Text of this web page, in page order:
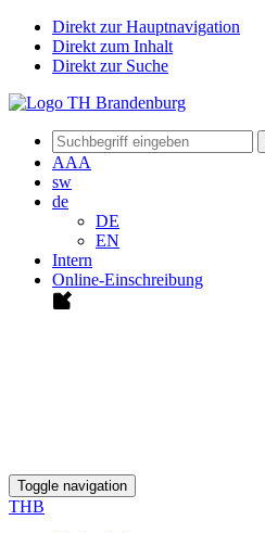
Direkt zur Hauptnavigation
Direkt zum Inhalt
Direkt zur Suche
AAA
sw
de
DE
EN
Intern
Online-Einschreibung
Toggle navigation
THB